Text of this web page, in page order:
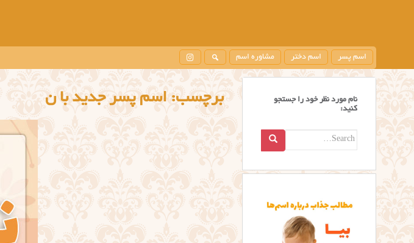
m
i
n
t
e
n
اسم پسر اسم دختر مشاوره اسم
برچسب:اسم پسر جدید با ن
نام مورد نظر خود را جستجو
کنید:
Search